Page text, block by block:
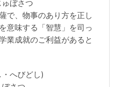
ぼさつ
で、物事のあり方を正し
意味する「智慧」を司っ
業成就のご利益があると
へびどし)